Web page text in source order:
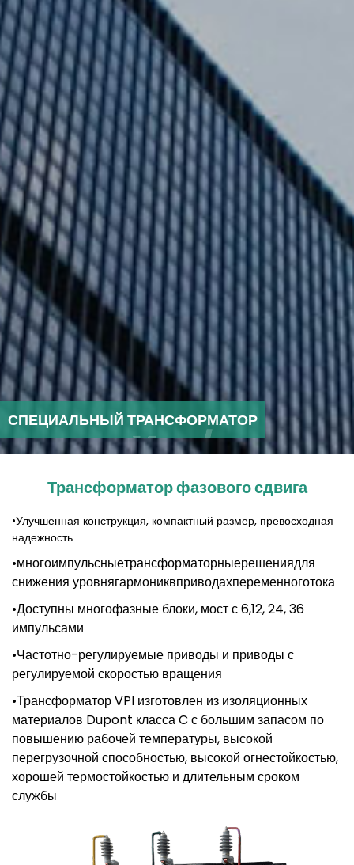
СПЕЦИАЛЬНЫЙ ТРАНСФОРМАТОР
Трансформатор фазового сдвига
•Улучшенная конструкция, компактный размер, превосходная
надежность
•многоимпульсныетрансформаторныерешениядля
снижения уровнягармониквприводахпеременноготока
•Доступны многофазные блоки, мостс6,12,24,36
импульсами
•Частотно-регулируемые приводы и приводы с
регулируемой скоростью вращения
•Трансформатор VPI изготовлен из изоляционных
материалов Dupont класса C с большим запасом по
повышению рабочей температуры, высокой
перегрузочной способностью, высокой огнестойкостью,
хорошей термостойкостью и длительным сроком
службы